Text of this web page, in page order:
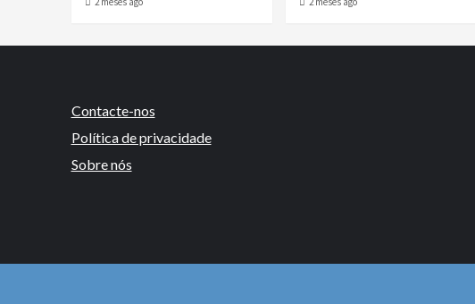
Contacte-nos
Política de privacidade
Sobre nós